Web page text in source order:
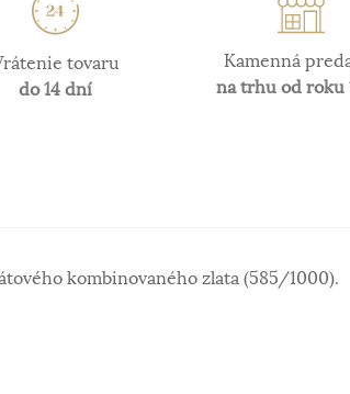
tovaru
do 14 dní
Kamenná
na trhu od roku
kombinovaného zlata (585/1000).